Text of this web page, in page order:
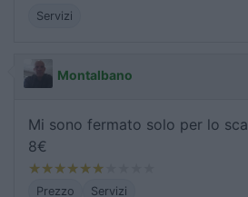
Servizi
Montalbano
Mi sono fermato solo per lo
8€
Prezzo Servizi